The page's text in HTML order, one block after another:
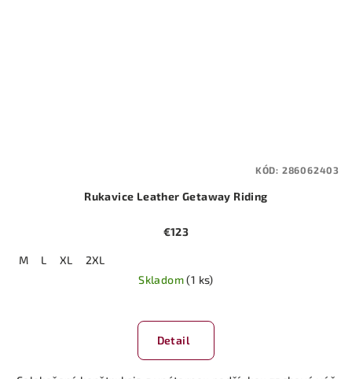
Rukavice Leather Getaway Riding
€123
M L XL
2XL
Skladom(1 ks)
Detail
KÓD: 286062403